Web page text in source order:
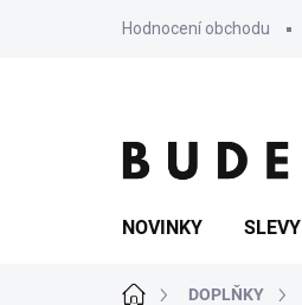
Hodnocení obchodu
NOVINKY SLEVY
Domů DOPLŇKY